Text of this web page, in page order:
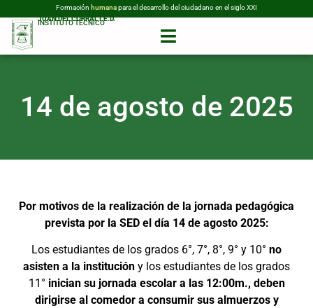
Formación humanapara el desarrollo del ciudadano en el siglo XXI
INSTITUTO TÉCNICO
JUAN DEL CORRAL I.E.D.
14 de agosto de 2025
Por motivos de la realización de la jornada pedagógica
prevista por la SED el día 14 de agosto 2025:
Los estudiantes de los grados 6°, 7°, 8°, 9° y 10° no
asisten a la institución y los estudiantes de los grados
11° inician su jornada escolar a las 12:00m., deben
dirigirse al comedor a consumir sus almuerzos y